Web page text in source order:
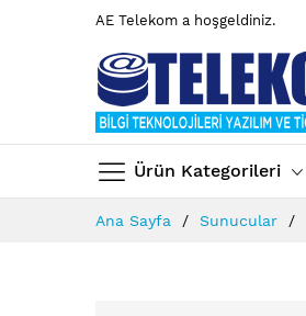
AE Telekom a hoşgeldiniz.
Ürün Kategorileri
Ana Sayfa Sunucular